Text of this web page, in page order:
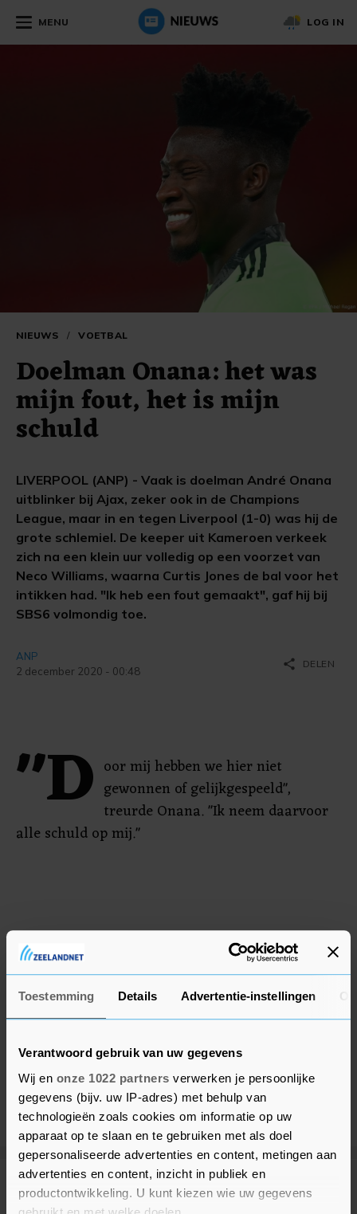
Toestemming Details Advertentie-instellingen
Verantwoord gebruik van uw gegevens
Wij en onze 1022 partners verwerken je persoonlijke
gegevens (bijv. uw IP-adres) met behulp van
technologieën zoals cookies om informatie op uw
apparaat op te slaan en te gebruiken met als doel
gepersonaliseerde advertenties en content, metingen aan
advertenties en content, inzicht in publiek en
productontwikkeling. U kunt kiezen wie uw gegevens
MENU LOG IN
NIEUWS / VOETBAL
Doelman Onana: het was
mijn fout, het is mijn
schuld
LIVERPOOL (ANP) - Vaak is doelman André Onana
uitblinker bij Ajax, zeker ook in de Champions
League, maar in en tegen Liverpool (1-0) was hij de
grote schlemiel. De keeper uit Kameroen verkeek
zich na een klein uur volledig op een voorzet van
Neco Williams, waarna Curtis Jones de bal voor het
intikken had. "Ik heb een fout gemaakt", gaf hij bij
SBS6 volmondig toe.
ANP
2 december 2020 - 00:48
share DELEN
"D oor mij hebben we hier niet
gewonnen of gelijkgespeeld",
treurde Onana. "Ik neem daarvoor
alle schuld op mij."
Meer uit Voetbal